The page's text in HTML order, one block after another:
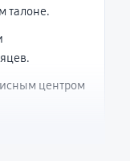
талоне.
центром